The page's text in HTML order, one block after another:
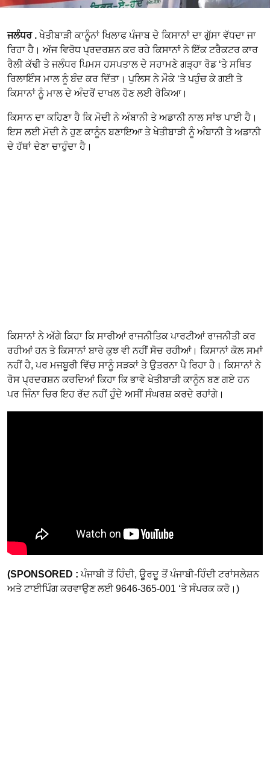
ਜਲੰਧਰ .ਖੇਤੀਬਾੜੀ ਕਾਨੂੰਨਾਂ ਖਿਲਾਫ ਪੰਜਾਬ ਦੇ ਕਿਸਾਨਾਂ ਦਾ ਗੁੱਸਾ ਵੱਧਦਾ ਜਾ
ਰਿਹਾ ਹੈ। ਅੱਜ ਵਿਰੋਧ ਪ੍ਰਦਰਸ਼ਨ ਕਰ ਰਹੇ ਕਿਸਾਨਾਂ ਨੇ ਇੱਕ ਟਰੈਕਟਰ ਕਾਰ
ਰੈਲੀ ਕੱਢੀ ਤੇ ਜਲੰਧਰ ਪਿਮਸ ਹਸਪਤਾਲ ਦੇ ਸਹਾਮਣੇ ਗੜ੍ਹਾ ਰੋਡ ‘ਤੇ ਸਥਿਤ
ਰਿਲਾਇੰਸ ਮਾਲ ਨੂੰ ਬੰਦ ਕਰ ਦਿੱਤਾ। ਪੁਲਿਸ ਨੇ ਮੌਕੇ ‘ਤੇ ਪਹੁੰਚ ਕੇ ਗਈ ਤੇ
ਕਿਸਾਨਾਂ ਨੂੰ ਮਾਲ ਦੇ ਅੰਦਰੋਂ ਦਾਖਲ ਹੋਣ ਲਈ ਰੋਕਿਆ।
ਕਿਸਾਨ ਦਾ ਕਹਿਣਾ ਹੈ ਕਿ ਮੋਦੀ ਨੇ ਅੰਬਾਨੀ ਤੇ ਅਡਾਨੀ ਨਾਲ ਸਾਂਝ ਪਾਈ ਹੈ।
ਇਸ ਲਈ ਮੋਦੀ ਨੇ ਹੁਣ ਕਾਨੂੰਨ ਬਣਾਇਆ ਤੇ ਖੇਤੀਬਾੜੀ ਨੂੰ ਅੰਬਾਨੀ ਤੇ ਅਡਾਨੀ
ਦੇ ਹੱਥਾਂ ਦੇਣਾ ਚਾਹੁੰਦਾ ਹੈ।
ਕਿਸਾਨਾਂ ਨੇ ਅੱਗੇ ਕਿਹਾ ਕਿ ਸਾਰੀਆਂ ਰਾਜਨੀਤਿਕ ਪਾਰਟੀਆਂ ਰਾਜਨੀਤੀ ਕਰ
ਰਹੀਆਂ ਹਨ ਤੇ ਕਿਸਾਨਾਂ ਬਾਰੇ ਕੁਝ ਵੀ ਨਹੀਂ ਸੋਚ ਰਹੀਆਂ। ਕਿਸਾਨਾਂ ਕੋਲ ਸਮਾਂ
ਨਹੀਂ ਹੈ, ਪਰ ਮਜਬੂਰੀ ਵਿੱਚ ਸਾਨੂੰ ਸੜਕਾਂ ਤੇ ਉਤਰਨਾ ਪੈ ਰਿਹਾ ਹੈ। ਕਿਸਾਨਾਂ ਨੇ
ਰੋਸ ਪ੍ਰਦਰਸ਼ਨ ਕਰਦਿਆਂ ਕਿਹਾ ਕਿ ਭਾਵੇ ਖੇਤੀਬਾੜੀ ਕਾਨੂੰਨ ਬਣ ਗਏ ਹਨ
ਪਰ ਜਿੰਨਾ ਚਿਰ ਇਹ ਰੱਦ ਨਹੀਂ ਹੁੰਦੇ ਅਸੀਂ ਸੰਘਰਸ਼ ਕਰਦੇ ਰਹਾਂਗੇ।
(SPONSORED : ਪੰਜਾਬੀ ਤੋਂ ਹਿੰਦੀ, ਊਰਦੂ ਤੋਂ ਪੰਜਾਬੀ-ਹਿੰਦੀ ਟਰਾਂਸਲੇਸ਼ਨ
ਅਤੇ ਟਾਈਪਿੰਗ ਕਰਵਾਉਣ ਲਈ 9646-365-001 ‘ਤੇ ਸੰਪਰਕ ਕਰੋ।)